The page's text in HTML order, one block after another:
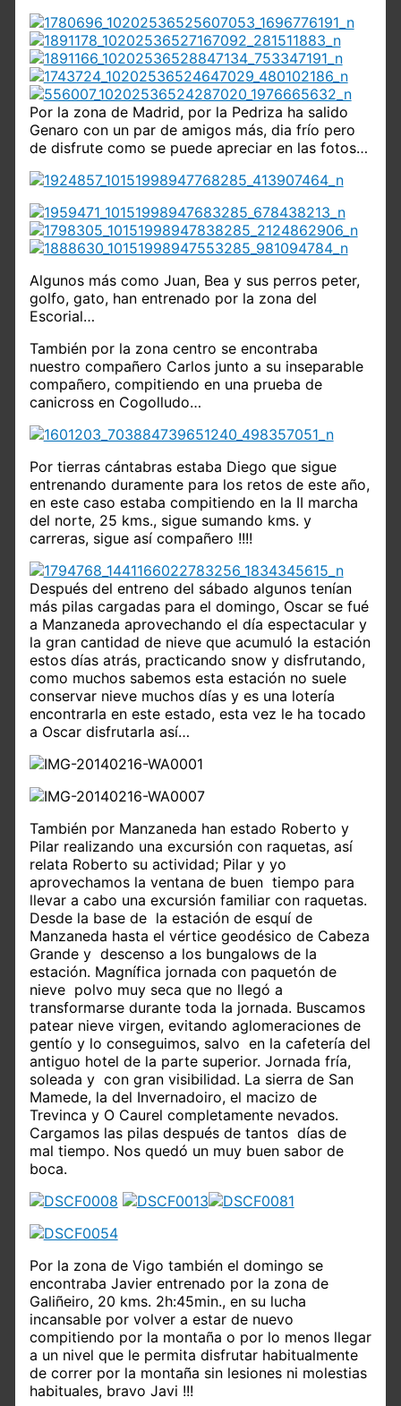
Por la zona de Madrid, por la Pedriza ha salido
Genaro con un par de amigos más, dia frío pero
de disfrute como se puede apreciar en las fotos…
Algunos más como Juan, Bea y sus perros peter,
golfo, gato, han entrenado por la zona del
Escorial…
También por la zona centro se encontraba
nuestro compañero Carlos junto a su inseparable
compañero, compitiendo en una prueba de
canicross en Cogolludo…
Por tierras cántabras estaba Diego que sigue
entrenando duramente para los retos de este año,
en este caso estaba compitiendo en la II marcha
del norte, 25 kms., sigue sumando kms. y
carreras, sigue así compañero !!!!
Después del entreno del sábado algunos tenían
más pilas cargadas para el domingo, Oscar se fué
a Manzaneda aprovechando el día espectacular y
la gran cantidad de nieve que acumuló la estación
estos días atrás, practicando snow y disfrutando,
como muchos sabemos esta estación no suele
conservar nieve muchos días y es una lotería
encontrarla en este estado, esta vez le ha tocado
a Oscar disfrutarla así…
También por Manzaneda han estado Roberto y
Pilar realizando una excursión con raquetas, así
relata Roberto su actividad; Pilar y yo
aprovechamos la ventana de buen tiempo para
llevar a cabo una excursión familiar con raquetas.
Desde la base de la estación de esquí de
Manzaneda hasta el vértice geodésico de Cabeza
Grande y descenso a los bungalows de la
estación. Magnífica jornada con paquetón de
nieve polvo muy seca que no llegó a
transformarse durante toda la jornada. Buscamos
patear nieve virgen, evitando aglomeraciones de
gentío y lo conseguimos, salvo en la cafetería del
antiguo hotel de la parte superior. Jornada fría,
soleada y con gran visibilidad. La sierra de San
Mamede, la del Invernadoiro, el macizo de
Trevinca y O Caurel completamente nevados.
Cargamos las pilas después de tantos días de
mal tiempo. Nos quedó un muy buen sabor de
boca.
Por la zona de Vigo también el domingo se
encontraba Javier entrenado por la zona de
Galiñeiro, 20 kms. 2h:45min., en su lucha
incansable por volver a estar de nuevo
compitiendo por la montaña o por lo menos llegar
a un nivel que le permita disfrutar habitualmente
de correr por la montaña sin lesiones ni molestias
habituales, bravo Javi !!!